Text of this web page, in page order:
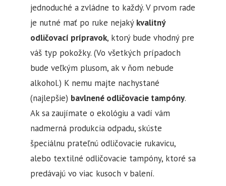
jednoduché a zvládne to každý. V prvom rade
je nutné mať po ruke nejaký kvalitný
odličovací prípravok, ktorý bude vhodný pre
váš typ pokožky. (Vo všetkých prípadoch
bude veľkým plusom, ak v ňom nebude
alkohol.) K nemu majte nachystané
(najlepšie) bavlnené odličovacie tampóny.
Ak sa zaujímate o ekológiu a vadí vám
nadmerná produkcia odpadu, skúste
špeciálnu prateľnú odličovacie rukavicu,
alebo textilné odličovacie tampóny, ktoré sa
predávajú vo viac kusoch v balení.